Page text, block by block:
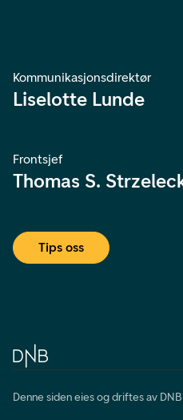
Kommunikasjonsdirektør
Liselotte Lunde
Frontsjef
Thomas S.
Tips oss
Denne siden eies og driftes av